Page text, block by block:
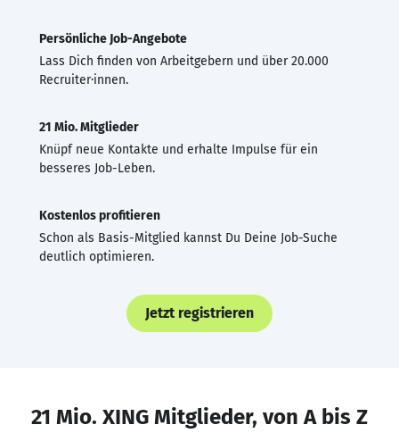
Persönliche Job-Angebote
Lass Dich finden von Arbeitgebern und über 20.000
Recruiter·innen.
21 Mio. Mitglieder
Knüpf neue Kontakte und erhalte Impulse für ein
besseres Job-Leben.
Kostenlos profitieren
Schon als Basis-Mitglied kannst Du Deine Job-Suche
deutlich optimieren.
Jetzt registrieren
21 Mio. XING Mitglieder, von A bis Z